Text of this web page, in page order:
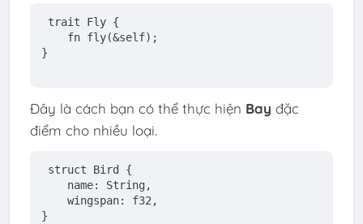
trait Fly {
fn fly(&self);
}
Đây là cách bạn có thể thực hiện Bay đặc
điểm cho nhiều loại.
struct Bird
{
name: String ,
wingspan: f32 ,
}